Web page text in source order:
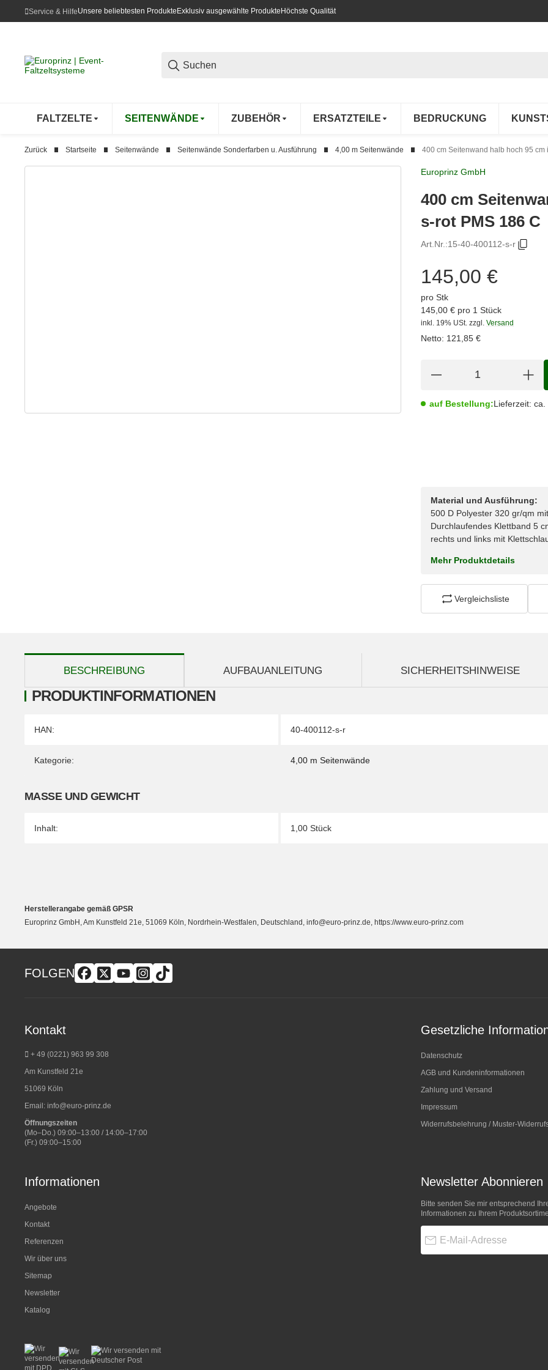
Service & HilfeUnsere beliebtesten Produkte Exklusiv ausgewählte Produkte Höchste Qualität
FALTZELTE SEITENWÄNDE ZUBEHÖR ERSATZTEILE BEDRUCKUNG
Zurück Startseite Seitenwände Seitenwände Sonderfarben u. Ausführung 4,00 m Seitenwände 400 cm Seitenwand halb hoch 95 cm
Europrinz GmbH
400 cm
s-rot PMS 186 C
Art.Nr.:15-40-400112-s-r
145,00 €
pro Stk
145,00 € pro 1 Stück
inkl. 19% USt. zzgl. Versand
Netto: 121,85 €
auf Bestellung:Lieferzeit: ca.
Material und Ausführung:
500 D Polyester 320 gr/qm
Durchlaufendes Klettband 5
rechts und links mit
Mehr Produktdetails
Vergleichsliste
BESCHREIBUNG AUFBAUANLEITUNG SICHERHEITSHINWEISE
PRODUKTINFORMATIONEN
Produkteigenschaft
Wert
HAN: 40-400112-s-r
Kategorie: 4,00 m Seitenwände
MASSE UND GEWICHT
Inhalt: 1,00 Stück
Herstellerangabe gemäß GPSR
Europrinz GmbH, Am Kunstfeld 21e, 51069 Köln, Nordrhein-Westfalen, Deutschland, info@euro-prinz.de, https://www.euro-prinz.com
FOLGEN
Kontakt
+ 49 (0221) 963 99 308
Am Kunstfeld 21e
51069 Köln
Email: info@euro-prinz.de
Öffnungszeiten
(Mo–Do.) 09:00–13:00 / 14:00–17:00
(Fr.) 09:00–15:00
Gesetzliche
Datenschutz
AGB und Kundeninformationen
Zahlung und Versand
Impressum
Widerrufsbelehrung / Muster-
Informationen
Angebote
Kontakt
Referenzen
Wir über uns
Sitemap
Newsletter
Katalog
Newsletter Abonnieren
Bitte senden Sie mir entsprechend
Informationen zu Ihrem